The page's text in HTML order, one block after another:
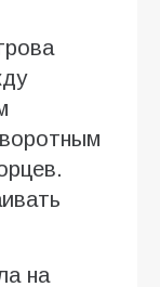
на